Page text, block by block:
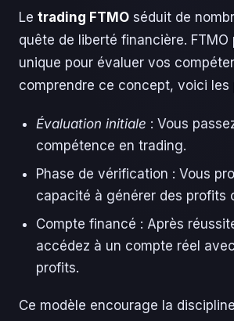
Le trading FTMO séduit de
quête de liberté financière. FTMO
unique pour évaluer vos
comprendre ce concept, voici les
Évaluation initiale : Vous
compétence en trading.
Phase de vérification : Vous
capacité à générer des profits
Compte financé : Après
accédez à un compte réel
profits.
Ce modèle encourage la